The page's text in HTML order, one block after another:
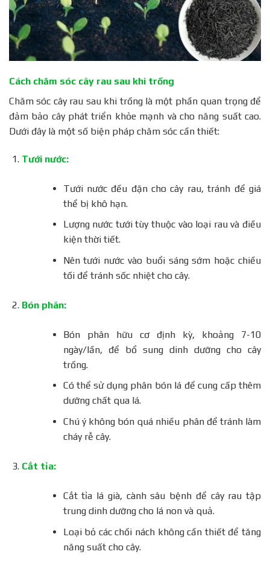
Cách chăm sóc cây rau sau khi trồng
Chăm sóc cây rau sau khi trồng là một phần quan trọng để
đảm bảo cây phát triển khỏe mạnh và cho năng suất cao.
Dưới đây là một số biện pháp chăm sóc cần thiết:
Tưới nước:
Tưới nước đều đặn cho cây rau, tránh để giá
thể bị khô hạn.
Lượng nước tưới tùy thuộc vào loại rau và điều
kiện thời tiết.
Nên tưới nước vào buổi sáng sớm hoặc chiều
tối để tránh sốc nhiệt cho cây.
Bón phân:
Bón phân hữu cơ định kỳ, khoảng 7-10
ngày/lần, để bổ sung dinh dưỡng cho cây
trồng.
Có thể sử dụng phân bón lá để cung cấp thêm
dưỡng chất qua lá.
Chú ý không bón quá nhiều phân để tránh làm
cháy rễ cây.
Cắt tỉa:
Cắt tỉa lá già, cành sâu bệnh để cây rau tập
trung dinh dưỡng cho lá non và quả.
Loại bỏ các chồi nách không cần thiết để tăng
năng suất cho cây.